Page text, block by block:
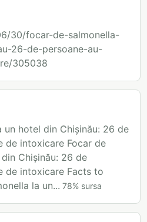
30/focar-de-salmonella-
26-de-persoane-au-
305038
un hotel din Chișinău: 26 de
de intoxicare Focar de
Chișinău: 26 de
de intoxicare Facts to
la un... 78% sursa